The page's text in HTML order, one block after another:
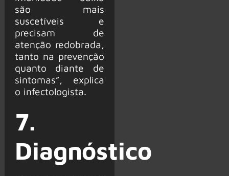
são mais
suscetíveis e
precisam de
atenção redobrada,
tanto na prevenção
quanto diante de
sintomas”, explica
o infectologista.
7.
Diagnóstico